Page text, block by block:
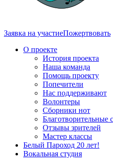
Заявка на участиеПожертвовать
О проекте
История проекта
Наша команда
Помощь проекту
Попечители
Нас поддерживают
Волонтеры
Сборники нот
Благотворительные
Отзывы зрителей
Мастер классы
Белый Пароход 20 лет!
Вокальная студия